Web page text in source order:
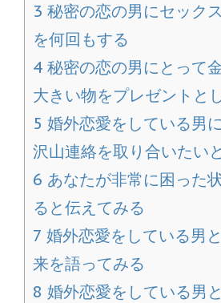
3 秘密の恋の男にセック
を何回もする
4 秘密の恋の男にとって
大きい物をプレゼントと
5 婚外恋愛をしている男
沢山連絡を取り合いたい
6 あなたが非常に困った
ると伝えてみる
7 婚外恋愛をしている男
来を語ってみる
8 婚外恋愛をしている男